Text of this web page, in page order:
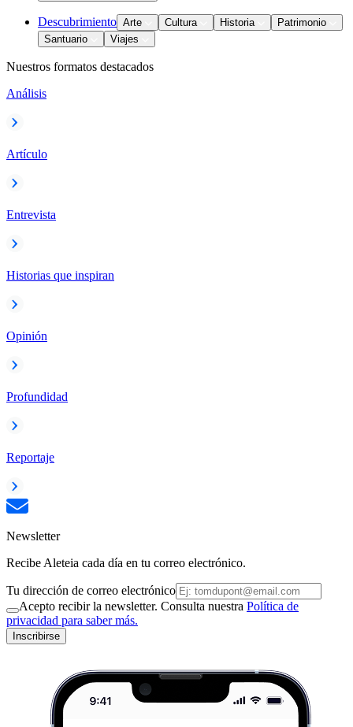
Descubrimiento Arte Cultura Historia
Patrimonio
Santuario
Viajes
Nuestros formatos destacados
Análisis
Artículo
Entrevista
Historias que inspiran
Opinión
Profundidad
Reportaje
Newsletter
Recibe Aleteia cada día en tu correo electrónico.
Tu dirección de correo electrónico
Acepto recibir la newsletter. Consulta nuestra Política de
privacidad para saber más.
Inscribirse